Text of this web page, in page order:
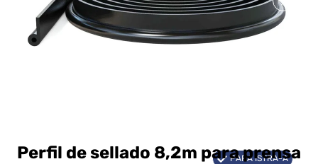
PARA ISTRA-A
Perfil de sellado 8,2m para prensa